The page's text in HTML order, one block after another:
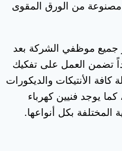
مصنوعة من الورق المقوى
جميع موظفي الشركة بعد
تضمن العمل على تفكيك
كافة الأنتيكات والديكورات
يوجد فنيين كهرباء
المختلفة بكل أنواعها.